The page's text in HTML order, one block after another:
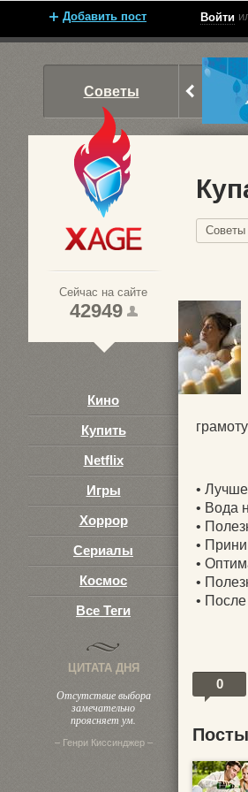
Добавить пост Войти
Советы
1
2
Сейчас на сайте
42949
Кино
Купить
Netflix
Игры
Хоррор
Сериалы
Космос
Все Теги
ЦИТАТА ДНЯ
Отсутствие выбора
замечательно
проясняет ум.
– Генри Киссинджер –
Советы
•
• Вода
•
•
•
•
•
0